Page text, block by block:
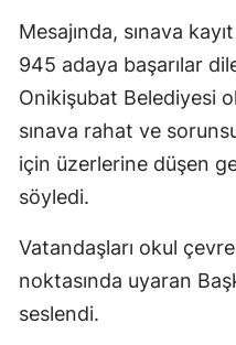
Mesajında, sınava
945 adaya başarılar
Onikişubat Belediyesi
sınava rahat ve
için üzerlerine düşen
söyledi.
Vatandaşları okul
noktasında uyaran
seslendi.